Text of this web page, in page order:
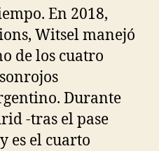
En 2018,
Witsel manejó
de los cuatro
Durante
-tras el pase
es el cuarto